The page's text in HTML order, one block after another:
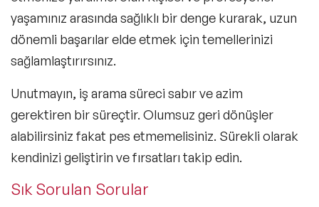
yaşamınız arasında sağlıklı bir denge kurarak, uzun
dönemli başarılar elde etmek için temellerinizi
sağlamlaştırırsınız.
Unutmayın, iş arama süreci sabır ve azim
gerektiren bir süreçtir. Olumsuz geri dönüşler
alabilirsiniz fakat pes etmemelisiniz. Sürekli olarak
kendinizi geliştirin ve fırsatları takip edin.
Sık Sorulan Sorular